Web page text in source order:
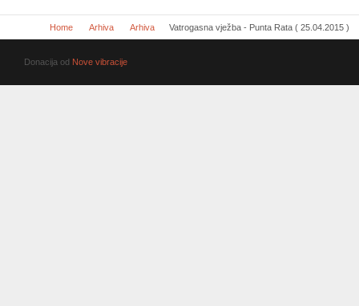
Home Arhiva Arhiva Vatrogasna vježba - Punta Rata ( 25.04.2015 )
Donacija od Nove vibracije